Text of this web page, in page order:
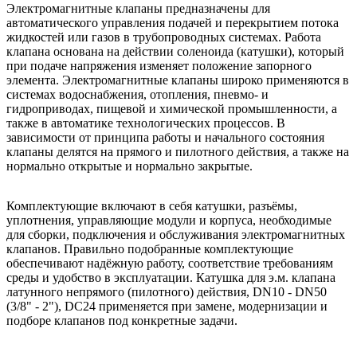
Комплектующие включают в себя катушки, разъёмы,
уплотнения, управляющие модули и корпуса, необходимые
для сборки, подключения и обслуживания электромагнитных
клапанов. Правильно подобранные комплектующие
обеспечивают надёжную работу, соответствие требованиям
среды и удобство в эксплуатации. Катушка для э.м. клапана
латунного непрямого (пилотного) действия, DN10 - DN50
(3/8" - 2"), DC24 применяется при замене, модернизации и
подборе клапанов под конкретные задачи.
Электромагнитные клапаны предназначены для
автоматического управления подачей и перекрытием потока
жидкостей или газов в трубопроводных системах. Работа
клапана основана на действии соленоида (катушки), который
при подаче напряжения изменяет положение запорного
элемента. Электромагнитные клапаны широко применяются в
системах водоснабжения, отопления, пневмо- и
гидроприводах, пищевой и химической промышленности, а
также в автоматике технологических процессов. В
зависимости от принципа работы и начального состояния
клапаны делятся на прямого и пилотного действия, а также на
нормально открытые и нормально закрытые.